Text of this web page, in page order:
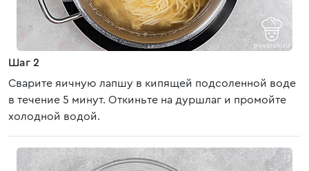
Шаг 2
Сварите яичную лапшу в кипящей подсоленной воде
в течение 5 минут. Откиньте на дуршлаг и промойте
холодной водой.